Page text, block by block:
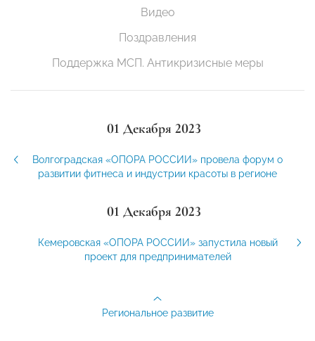
Видео
Поздравления
Поддержка МСП. Антикризисные меры
01 Декабря 2023
Волгоградская «ОПОРА РОССИИ» провела форум о
развитии фитнеса и индустрии красоты в регионе
01 Декабря 2023
Кемеровская «ОПОРА РОССИИ» запустила новый
проект для предпринимателей
Региональное развитие